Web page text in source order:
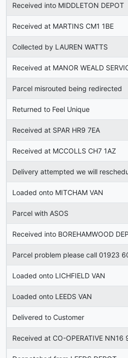
Received into MIDDLETON DEPOT
Received at MARTINS CM1 1BE
Collected by LAUREN WATTS
Received at MANOR WEALD
Parcel misrouted being redirected
Returned to Feel Unique
Received at SPAR HR9 7EA
Received at MCCOLLS CH7 1AZ
Delivery attempted we will
Loaded onto MITCHAM VAN
Parcel with ASOS
Received into BOREHAMWOOD
Parcel problem please call 01923
Loaded onto LICHFIELD VAN
Loaded onto LEEDS VAN
Delivered to Customer
Received at CO-OPERATIVE NN16